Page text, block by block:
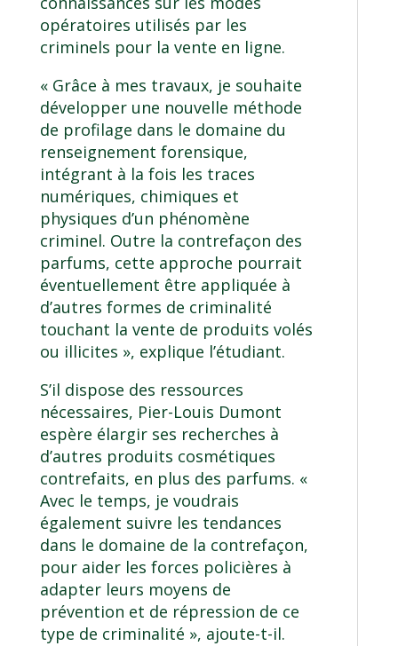
opératoires utilisés par les
criminels pour la vente en ligne.
« Grâce à mes travaux, je souhaite
développer une nouvelle méthode
de profilage dans le domaine du
renseignement forensique,
intégrant à la fois les traces
numériques, chimiques et
physiques d’un phénomène
criminel. Outre la contrefaçon des
parfums, cette approche pourrait
éventuellement être appliquée à
d’autres formes de criminalité
touchant la vente de produits volés
ou illicites », explique l’étudiant.
S’il dispose des ressources
nécessaires, Pier-Louis Dumont
espère élargir ses recherches à
d’autres produits cosmétiques
contrefaits, en plus des parfums. «
Avec le temps, je voudrais
également suivre les tendances
dans le domaine de la contrefaçon,
pour aider les forces policières à
adapter leurs moyens de
prévention et de répression de ce
type de criminalité », ajoute-t-il.